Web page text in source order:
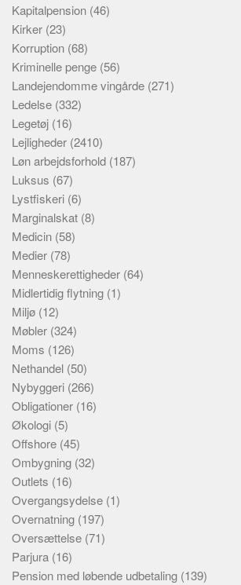
Kapitalpension (46)
Kirker (23)
Korruption (68)
Kriminelle penge (56)
Landejendomme vingårde (271)
Ledelse (332)
Legetøj (16)
Lejligheder (2410)
Løn arbejdsforhold (187)
Luksus (67)
Lystfiskeri (6)
Marginalskat (8)
Medicin (58)
Medier (78)
Menneskerettigheder (64)
Midlertidig flytning (1)
Miljø (12)
Møbler (324)
Moms (126)
Nethandel (50)
Nybyggeri (266)
Obligationer (16)
Økologi (5)
Offshore (45)
Ombygning (32)
Outlets (16)
Overgangsydelse (1)
Overnatning (197)
Oversættelse (71)
Parjura (16)
Pension med løbende udbetaling (139)